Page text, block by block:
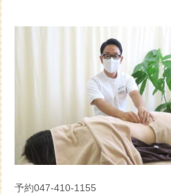
予約047-410-1155